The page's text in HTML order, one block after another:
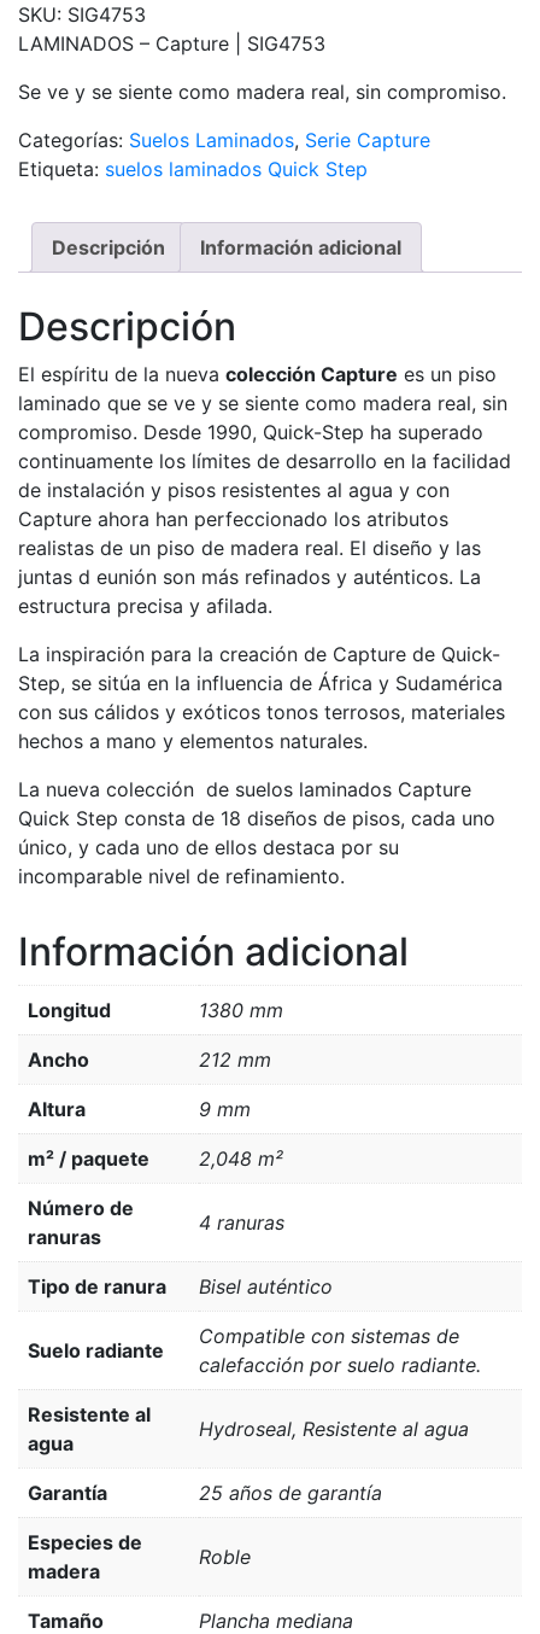
SKU: SIG4753
LAMINADOS – Capture |
SIG4753
Se ve y se siente como madera real, sin compromiso.
Categorías: Suelos Laminados, Serie Capture
Etiqueta: suelos laminados Quick Step
Descripción Información adicional
Descripción
El espíritu de la nueva colección Capture es un piso
laminado que se ve y se siente como madera real, sin
compromiso. Desde 1990, Quick-Step ha superado
continuamente los límites de desarrollo en la facilidad
de instalación y pisos resistentes al agua y con
Capture ahora han perfeccionado los atributos
realistas de un piso de madera real. El diseño y las
juntas d eunión son más refinados y auténticos. La
estructura precisa y afilada.
La inspiración para la creación de Capture de Quick-
Step, se sitúa en la influencia de África y Sudamérica
con sus cálidos y exóticos tonos terrosos, materiales
hechos a mano y elementos naturales.
La nueva colección de suelos laminados Capture
Quick Step consta de 18 diseños de pisos, cada uno
único, y cada uno de ellos destaca por su
incomparable nivel de refinamiento.
Información adicional
Longitud 1380 mm
Ancho 212 mm
Altura 9 mm
m² / paquete 2,048 m²
Número de
ranuras
4 ranuras
Tipo de ranura Bisel auténtico
Suelo radiante
Compatible con sistemas de
calefacción por suelo radiante.
Resistente al
agua
Hydroseal, Resistente al agua
Garantía 25 años de garantía
Especies de
madera
Roble
Tamaño Plancha mediana